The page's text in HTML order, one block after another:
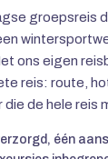
groepsreis
ons eigen
reis: route,
die de hele reis
één